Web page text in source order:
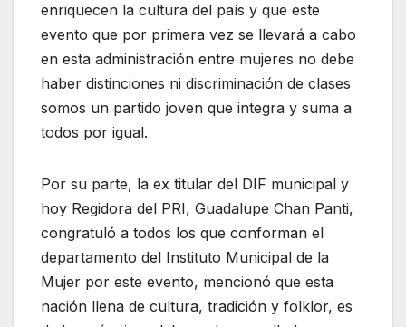
enriquecen la cultura del país y que este
evento que por primera vez se llevará a cabo
en esta administración entre mujeres no debe
haber distinciones ni discriminación de clases
somos un partido joven que integra y suma a
todos por igual.
Por su parte, la ex titular del DIF municipal y
hoy Regidora del PRI, Guadalupe Chan Panti,
congratuló a todos los que conforman el
departamento del Instituto Municipal de la
Mujer por este evento, mencionó que esta
nación llena de cultura, tradición y folklor, es